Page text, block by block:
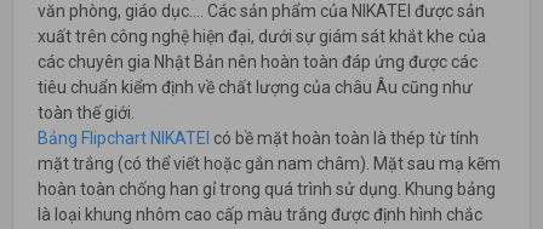
văn phòng, giáo dục.... Các sản phẩm của NIKATEI được sản
xuất trên công nghệ hiện đại, dưới sự giám sát khắt khe của
các chuyên gia Nhật Bản nên hoàn toàn đáp ứng được các
tiêu chuẩn kiểm định về chất lượng của châu Âu cũng như
toàn thế giới.
Bảng Flipchart NIKATEI có bề mặt hoàn toàn là thép từ tính
mặt trắng (có thể viết hoặc gắn nam châm). Mặt sau mạ kẽm
hoàn toàn chống han gỉ trong quá trình sử dụng. Khung bảng
là loại khung nhôm cao cấp màu trắng được định hình chắc